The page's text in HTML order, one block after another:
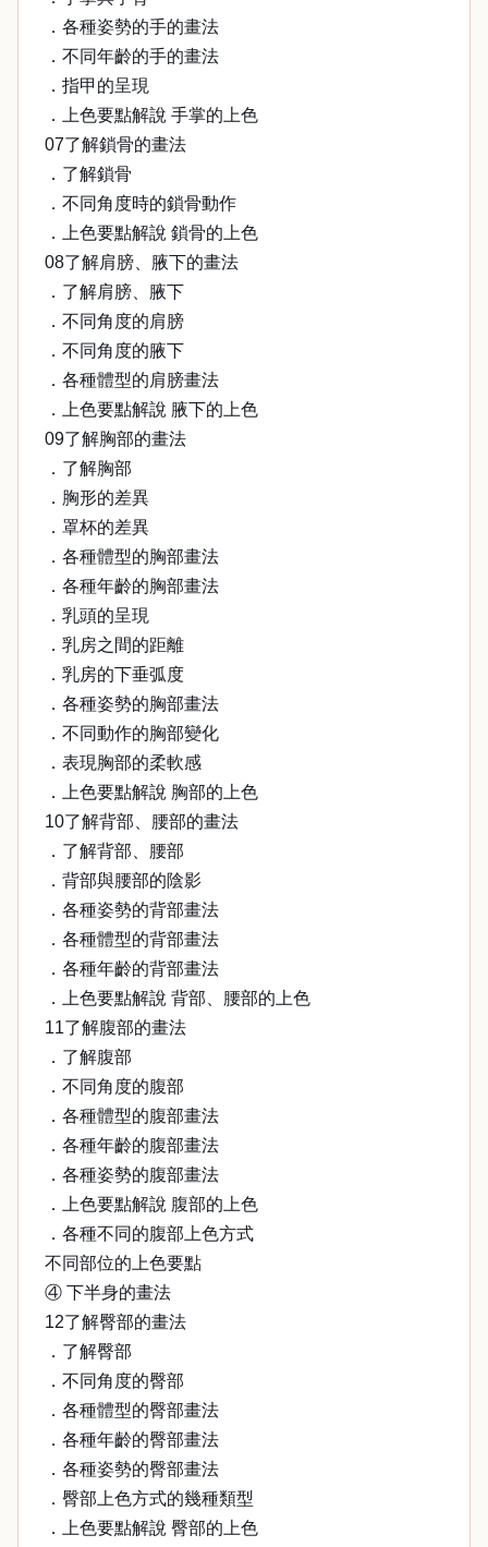
．各種姿勢的手的畫法
．不同年齡的手的畫法
．指甲的呈現
．上色要點解說 手掌的上色
07了解鎖骨的畫法
．了解鎖骨
．不同角度時的鎖骨動作
．上色要點解說 鎖骨的上色
08了解肩膀、腋下的畫法
．了解肩膀、腋下
．不同角度的肩膀
．不同角度的腋下
．各種體型的肩膀畫法
．上色要點解說 腋下的上色
09了解胸部的畫法
．了解胸部
．胸形的差異
．罩杯的差異
．各種體型的胸部畫法
．各種年齡的胸部畫法
．乳頭的呈現
．乳房之間的距離
．乳房的下垂弧度
．各種姿勢的胸部畫法
．不同動作的胸部變化
．表現胸部的柔軟感
．上色要點解說 胸部的上色
10了解背部、腰部的畫法
．了解背部、腰部
．背部與腰部的陰影
．各種姿勢的背部畫法
．各種體型的背部畫法
．各種年齡的背部畫法
．上色要點解說 背部、腰部的上色
11了解腹部的畫法
．了解腹部
．不同角度的腹部
．各種體型的腹部畫法
．各種年齡的腹部畫法
．各種姿勢的腹部畫法
．上色要點解說 腹部的上色
．各種不同的腹部上色方式
不同部位的上色要點
④ 下半身的畫法
12了解臀部的畫法
．了解臀部
．不同角度的臀部
．各種體型的臀部畫法
．各種年齡的臀部畫法
．各種姿勢的臀部畫法
．臀部上色方式的幾種類型
．上色要點解說 臀部的上色